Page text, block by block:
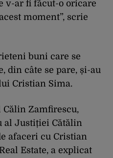
v-ar fi făcut-o oricare
moment”, scrie
buni care se
din câte se pare, și-au
Cristian Sima.
Călin Zamfirescu,
Justiției Cătălin
afaceri cu Cristian
Estate, a explicat